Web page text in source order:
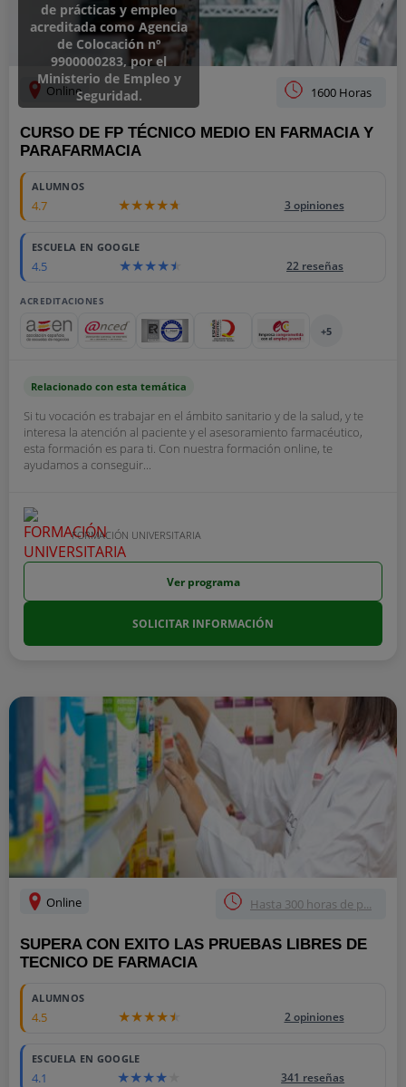
de prácticas y empleo
acreditada como Agencia
de Colocación nº
9900000283, por el
Ministerio de Empleo y
Seguridad.
Online 1600 Horas
CURSO DE FP TÉCNICO MEDIO EN FARMACIA Y
PARAFARMACIA
ALUMNOS
4.7 3 opiniones
ESCUELA EN GOOGLE
4.5 22 reseñas
ACREDITACIONES
+5
Relacionado con esta temática
Si tu vocación es trabajar en el ámbito sanitario y de la salud, y te
interesa la atención al paciente y el asesoramiento farmacéutico,
esta formación es para ti. Con nuestra formación online, te
ayudamos a conseguir...
FORMACIÓN UNIVERSITARIA
Ver programa
SOLICITAR INFORMACIÓN
Online Hasta 300 horas de p...
SUPERA CON EXITO LAS PRUEBAS LIBRES DE
TECNICO DE FARMACIA
ALUMNOS
4.5 2 opiniones
ESCUELA EN GOOGLE
4.1 341 reseñas